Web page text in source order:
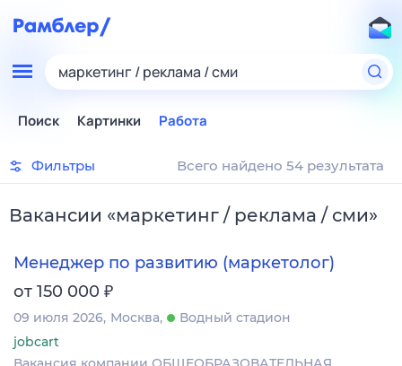
маркетинг / реклама / сми
Поиск Картинки Работа
Фильтры Всего найдено 54 результата
Вакансии «маркетинг / реклама / сми»
Менеджер по развитию (маркетолог)
от 150 000 ₽
09 июля 2026 Москва
Водный стадион
jobcart